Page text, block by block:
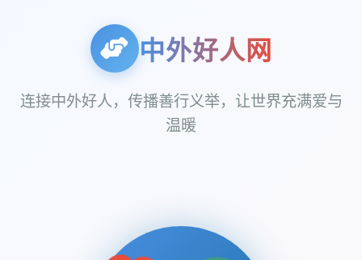
中外好人网
连接中外好人，传播善行义举，让世界充满爱与
温暖